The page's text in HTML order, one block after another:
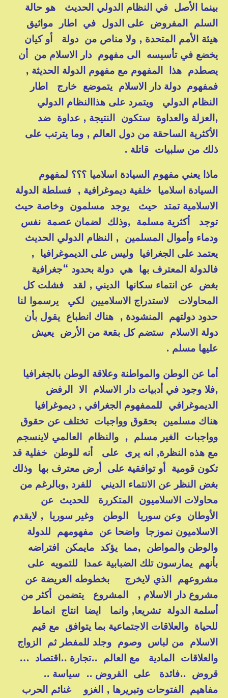
بينما الأصل في النظام الدولي الحديث هو حالة
السلم المفروض على الدول في اطار مواثيق
هيئة الأمم المتحدة , ولا مناص من دولة أو كيان
يخضع في تأسيسه الى مفهوم دار الاسلام من أن
يصطدم هذا المفهوم مع مفهوم الدولة الحديثة ,
فمفهوم دولة دار الاسلام يتموضع خارج اطار
النظام الدولي ويتمرد على هذاالنظام الدولي
,العزلة والعداوة ستكون النتيجة , عداوة ضد
الأكثرية الساحقة من دول العالم , وما يترتب على
ذلك من سلبيات قاتلة .
ماذا يعني مفهوم السيادة اسلاميا ؟؟؟ لمفهوم
السيادة اسلاميا خلفية ديموغرافية , فسلطة الدولة
الاسلامية تمتد حيث يوجد مسلمون وخاصة حيث
توجد أكثرية مسلمة ,وذلك لضمان عصمة نفس
ودماء وأموال المسلمين , النظام الدولي الحديث
يعتمد على الجغرافيا وليس على الديموغرافيا ,
فالدولة المعترف بها هي دولة بحدود “جغرافية
بغض عن انتماء سكانها الديني , لقد فشلت كل
المحاولات لاستدراج الاسلاميين لكي يرسموا لنا
حدود دولتهم المنشودة , هناك انطباع يقول بأن
دولة الاسلام ستضم كل بقعة من الأرض يعيش
عليها مسلم .
أما عن الوطن والمواطنة وعلاقة الوطن بالجغرافيا
,فلا وجود في أدبيات دار الاسلام الا الرفض
الديموغرافي للممفهوم الجغرافي , ديموغرافيا
هناك مسلمين بحقوق وواجبات تختلف عن حقوق
وواجبات الغير مسلم , والنظام العالمي لاينسجم
مع هذه النظرة, انه يرى على أنه للوطن خفلية قد
تكون قومية أو توافقية على أرض معترف بها وذلك
بغض النظر عن الانتماء الديني للفرد ,وبالرغم من
محاولات الاسلاميون المتكررة للحديث عن
الأوطان وعن سوريا الوطن وغير سوريا , لايقدم
الاسلاميون نموزجا واضحا عن مفهومهم للدولة
والوطن والمواطن ,مما يؤكد مايمكن افتراضه
بأنهم يمارسون تلك الضبابية عمدا للتمويه على
مشروعهم الذي لايخرج بخطوطه العريضة عن
مشروع دار الاسلام , المشروع يتضمن أكثر من
أسلمة الدولة تشريعا, وانما ايضا انتاج انماط
للحياة والعلاقات الاجتماعية بما يتوافق مع قيم
الاسلام من لباس وصوم وجلد للمفطر ثم الزواج
والعلاقات المادية مع العالم ..تجارة ..اقتصاد …
قروض ..فائدة على القروض .. سياسة ..
مفاهيم الفتوحات وتبريرها , الغزو غنائم الحرب